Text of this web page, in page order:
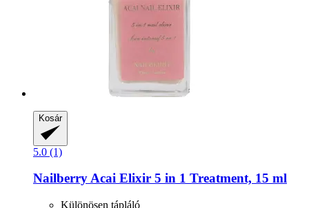
Kosár
5.0 (1)
NailberryAcai Elixir 5 in 1 Treatment, 15 ml
Különösen tápláló